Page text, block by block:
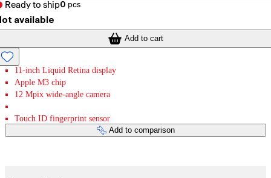
Ready to ship0 pcs
available
Add to cart
11-inch Liquid Retina display
Apple M3 chip
12 Mpix wide-angle camera
Touch ID fingerprint sensor
Add to comparison